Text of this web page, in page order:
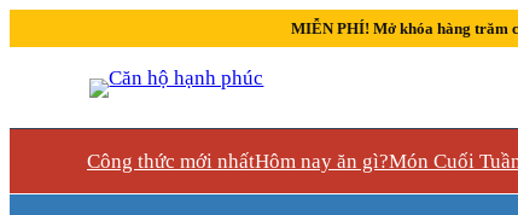
MIỄN PHÍ! Mở khóa hàng
Công thức mới nhấtHôm nay ăn gì?Món Cuối